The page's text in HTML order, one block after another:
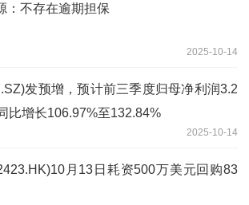
：不存在逾期担保
2025-10-14
发预增，预计前三季度归母净利润3.2
比增长106.97%至132.84%
2025-10-14
月13日耗资500万美元回购83